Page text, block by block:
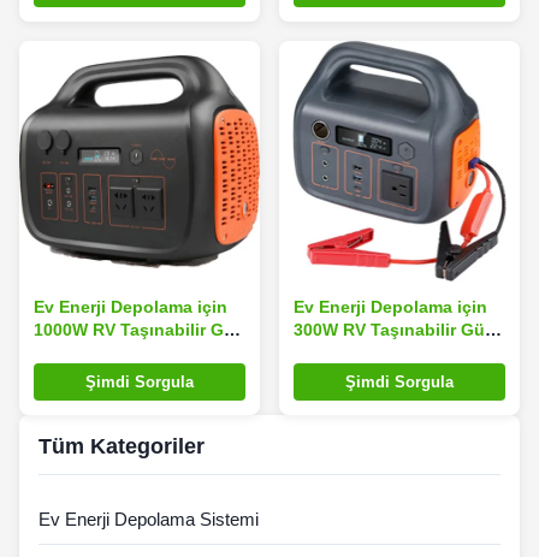
Ev Enerji Depolama için
1000W RV Taşınabilir Güç
Şimdi Sorgula
Ev Enerji Depolama için
300W RV Taşınabilir Güç
Şimdi Sorgula
Tüm Kategoriler
Ev Enerji Depolama Sistemi